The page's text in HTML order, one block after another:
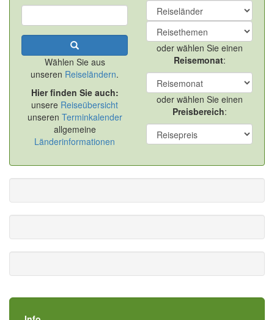
Wählen Sie aus
unseren Reiseländern.
Hier finden Sie auch:
unsere Reiseübersicht
unseren Terminkalender
allgemeine
Länderinformationen
oder wählen Sie einen
Reisemonat:
oder wählen Sie einen
Preisbereich: